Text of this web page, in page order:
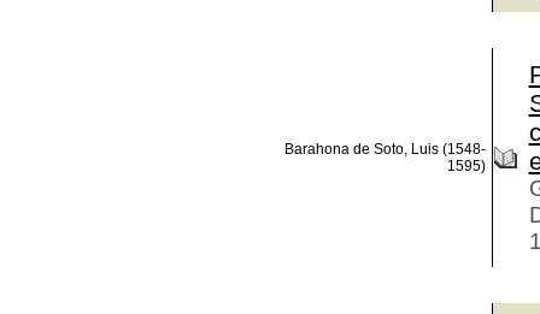
Barahona de Soto, Luis (1548-
1595)